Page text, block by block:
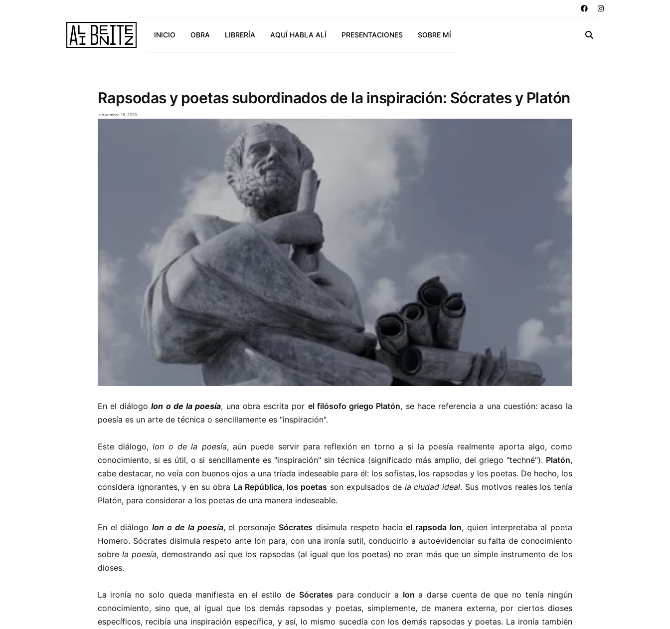
INICIO OBRA LIBRERÍA AQUÍ HABLA ALÍ PRESENTACIONES SOBRE MÍ
Rapsodas y poetas subordinados de la inspiración: Sócrates y Platón
noviembre 18, 2020
En el diálogoIon o de la poesía, una obra escrita por el filósofo griego Platón, se hace referencia a una cuestión: acaso la
poesía es un arte de técnica o sencillamente es "inspiración".
Este diálogo, Ion o de la poesía, aún puede servir para reflexión en torno a si la poesía realmente aporta algo, como
conocimiento, si es útil, o si sencillamente es "inspiración" sin técnica (significado más amplio, del griego "techné"). Platón,
cabe destacar, no veía con buenos ojos a una tríada indeseable para él: los sofistas, los rapsodas y los poetas. De hecho, los
considera ignorantes, y en su obra La República, los poetas son expulsados de la ciudad ideal. Sus motivos reales los tenía
Platón, para considerar a los poetas de una manera indeseable.
En el diálogoIon o de la poesía, el personajeSócrates disimula respeto haciael rapsoda Ion, quien interpretaba al poeta
Homero. Sócrates disimula respeto ante Ion para, con una ironía sutil, conducirlo a autoevidenciar su falta de conocimiento
sobre la poesía, demostrando así que los rapsodas (al igual que los poetas) no eran más que un simple instrumento de los
dioses.
La ironía no solo queda manifiesta en el estilo de Sócrates para conducir a Ion a darse cuenta de que no tenía ningún
conocimiento, sino que, al igual que los demás rapsodas y poetas, simplemente, de manera externa, por ciertos dioses
específicos, recibía una inspiración específica, y así, lo mismo sucedía con los demás rapsodas y poetas. La ironía también